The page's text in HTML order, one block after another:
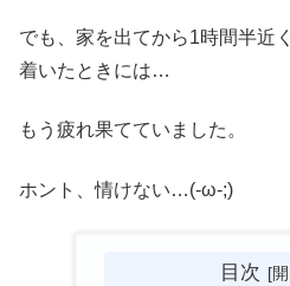
でも、家を出てから1時間半近
着いたときには…
もう疲れ果てていました。
ホント、情けない…(-ω-;)
目次